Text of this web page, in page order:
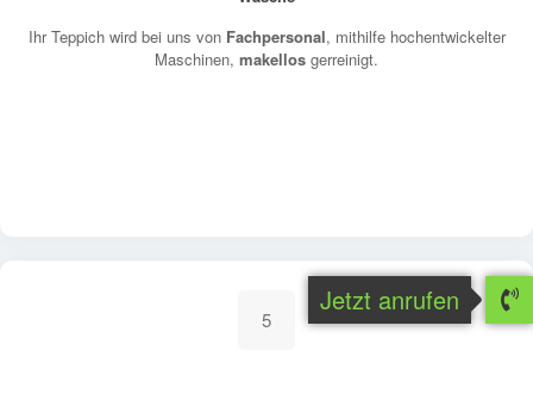
Ihr Teppich wird bei uns von Fachpersonal, mithilfe hochentwickelter
Maschinen, makellos gerreinigt.
5
Jetzt anrufen